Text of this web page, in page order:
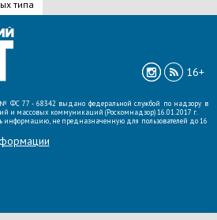
типа
»
16+
ФС 77 - 68342 выдано федеральной службой по надзору в
и массовых коммуникаций (Роскомнадзор) 16.01.2017 г.
информацию, не предназначенную для пользователей до 16